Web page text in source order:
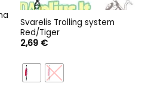
Svarelis Trolling system
Red/Tiger
2,69 €